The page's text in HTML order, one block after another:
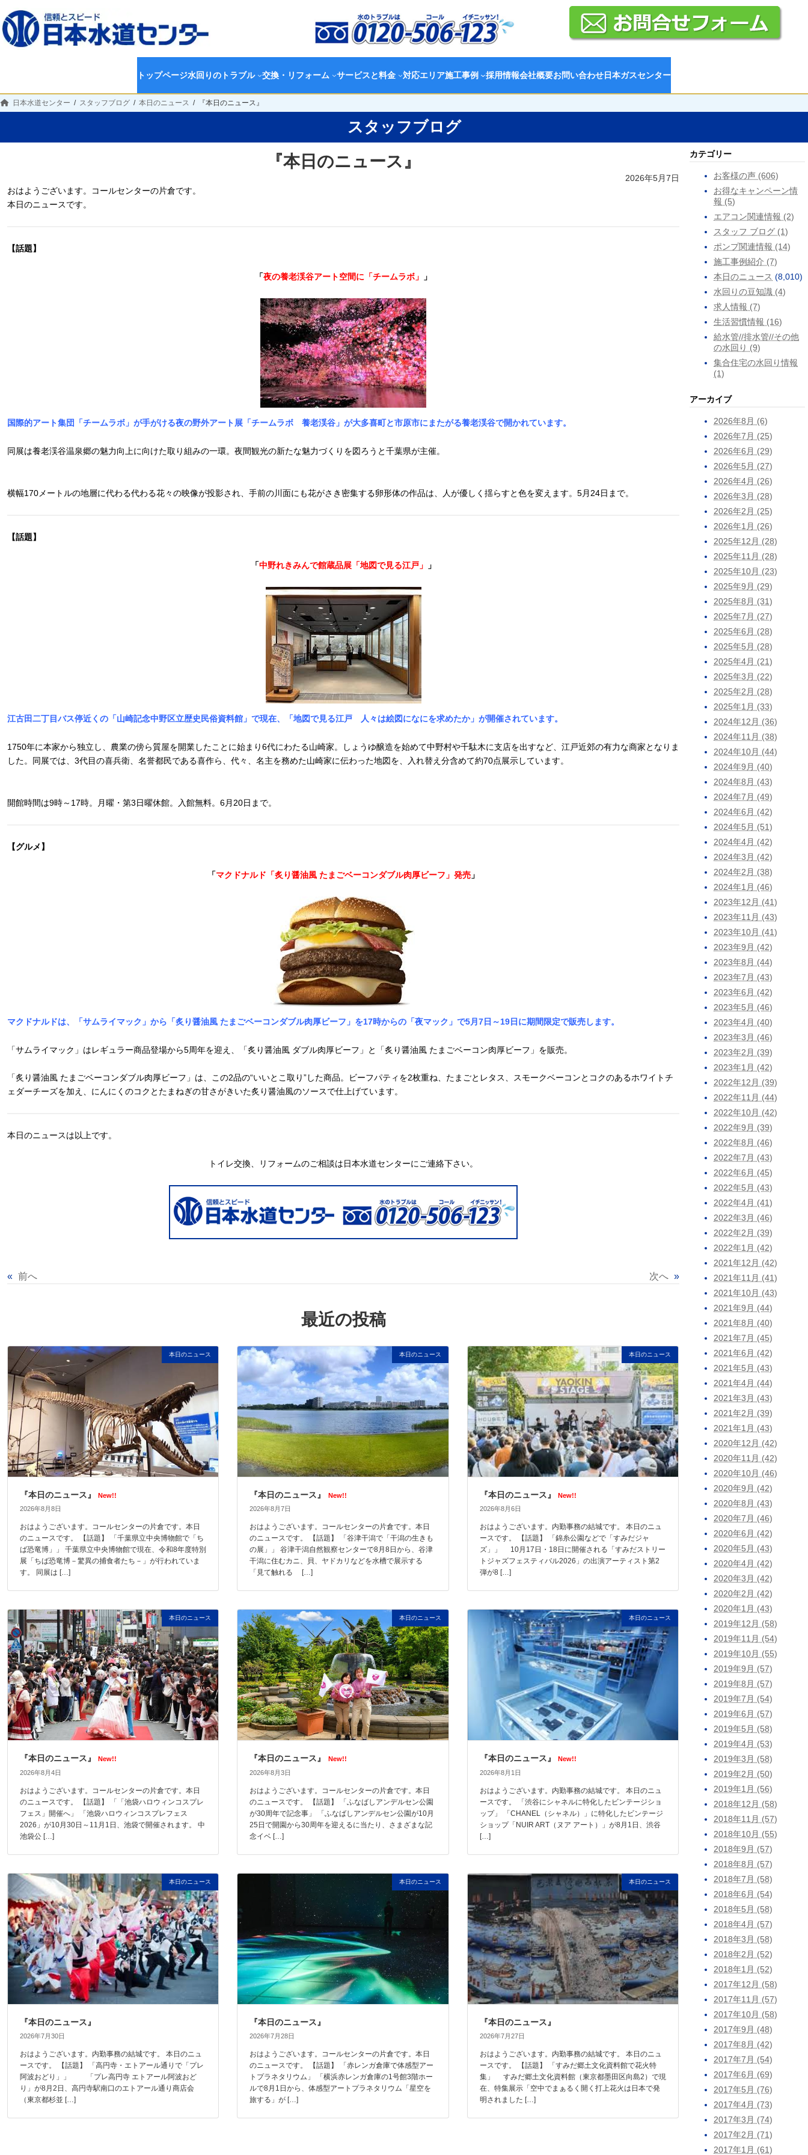
トップページ水回りのトラブル 交換・リフォーム サービスと料金 対応エリア施工事例 採用情報会社概要お問い合わせ日本ガスセンター
日本水道センター スタッフブログ 本日のニュース 『本日のニュース』
スタッフブログ
『本日のニュース』
2026年5月7日
おはようございます。コールセンターの片倉です。
本日のニュースです。
【話題】
「夜の養老渓谷アート空間に「チームラボ」 」
国際的アート集団「チームラボ」が手がける夜の野外アート展「チームラボ 養老渓谷」が大多喜町と市原市にまたがる養老渓谷で開かれています。
同展は養老渓谷温泉郷の魅力向上に向けた取り組みの一環。夜間観光の新たな魅力づくりを図ろうと千葉県が主催。
横幅170メートルの地層に代わる代わる花々の映像が投影され、手前の川面にも花がさき密集する卵形体の作品は、人が優しく揺らすと色を変えます。5月24日まで。
【話題】
「中野れきみんで館蔵品展「地図で見る江戸」 」
江古田二丁目バス停近くの「山崎記念中野区立歴史民俗資料館」で現在、「地図で見る江戸 人々は絵図になにを求めたか」が開催されています。
1750年に本家から独立し、農業の傍ら質屋を開業したことに始まり6代にわたる山崎家。しょうゆ醸造を始めて中野村や千駄木に支店を出すなど、江戸近郊の有力な商家となりま
した。同展では、3代目の喜兵衛、名誉都民である喜作ら、代々、名主を務めた山崎家に伝わった地図を、入れ替え分含めて約70点展示しています。
開館時間は9時～17時。月曜・第3日曜休館。入館無料。6月20日まで。
【グルメ】
「マクドナルド「炙り醤油風 たまごベーコンダブル肉厚ビーフ」発売 」
マクドナルドは、「サムライマック」から「炙り醤油風 たまごベーコンダブル肉厚ビーフ」を17時からの「夜マック」で5月7日～19日に期間限定で販売します。
「サムライマック」はレギュラー商品登場から5周年を迎え、「炙り醤油風 ダブル肉厚ビーフ」と「炙り醤油風 たまごベーコン肉厚ビーフ」を販売。
「炙り醤油風 たまごベーコンダブル肉厚ビーフ」は、この2品の“いいとこ取り”した商品。ビーフパティを2枚重ね、たまごとレタス、スモークベーコンとコクのあるホワイトチ
ェダーチーズを加え、にんにくのコクとたまねぎの甘さがきいた炙り醤油風のソースで仕上げています。
本日のニュースは以上です。
トイレ交換、リフォームのご相談は日本水道センターにご連絡下さい。
« 前へ 次へ »
最近の投稿
本日のニュース
『本日のニュース』
New!!
2026年8月8日
おはようございます。コールセンターの片倉です。本日
のニュースです。 【話題】 「千葉県立中央博物館で「ち
ば恐竜博」」 千葉県立中央博物館で現在、令和8年度特別
展「ちば恐竜博－驚異の捕食者たち－」が行われていま
す。 同展は […]
本日のニュース
『本日のニュース』
New!!
2026年8月7日
おはようございます。コールセンターの片倉です。本日
のニュースです。 【話題】 「谷津干潟で「干潟の生きも
の展」」 谷津干潟自然観察センターで8月8日から、谷津
干潟に住むカニ、貝、ヤドカリなどを水槽で展示する
「見て触れる […]
本日のニュース
『本日のニュース』
New!!
2026年8月6日
おはようございます。内勤事務の結城です。 本日のニュ
ースです。 【話題】 「錦糸公園などで「すみだジャ
ズ」」 10月17日・18日に開催される「すみだストリー
トジャズフェスティバル2026」の出演アーティスト第2
弾が8 […]
本日のニュース
『本日のニュース』
New!!
2026年8月4日
おはようございます。コールセンターの片倉です。本日
のニュースです。 【話題】 「「池袋ハロウィンコスプレ
フェス」開催へ」 「池袋ハロウィンコスプレフェス
2026」が10月30日～11月1日、池袋で開催されます。 中
池袋公 […]
本日のニュース
『本日のニュース』
New!!
2026年8月3日
おはようございます。コールセンターの片倉です。本日
のニュースです。 【話題】 「ふなばしアンデルセン公園
が30周年で記念事」 「ふなばしアンデルセン公園が10月
25日で開園から30周年を迎えるに当たり、さまざまな記
念イベ […]
本日のニュース
『本日のニュース』
New!!
2026年8月1日
おはようございます。内勤事務の結城です。 本日のニュ
ースです。 「渋谷にシャネルに特化したビンテージショ
ップ」 「CHANEL（シャネル）」に特化したビンテージ
ショップ「NUIR ART（ヌア アート）」が8月1日、渋谷
[…]
本日のニュース
『本日のニュース』
2026年7月30日
おはようございます。内勤事務の結城です。 本日のニュ
ースです。 【話題】 「高円寺・エトアール通りで「プレ
阿波おどり」」 「プレ高円寺 エトアール阿波おど
り」が8月2日、高円寺駅南口のエトアール通り商店会
（東京都杉並 […]
本日のニュース
『本日のニュース』
2026年7月28日
おはようございます。コールセンターの片倉です。本日
のニュースです。 【話題】 「赤レンガ倉庫で体感型アー
トプラネタリウム」 「横浜赤レンガ倉庫の1号館3階ホー
ルで8月1日から、体感型アートプラネタリウム「星空を
旅する」が […]
本日のニュース
『本日のニュース』
2026年7月27日
おはようございます。内勤事務の結城です。 本日のニュ
ースです。 【話題】 「すみだ郷土文化資料館で花火特
集」 すみだ郷土文化資料館（東京都墨田区向島2）で現
在、特集展示「空中でまぁるく開く打上花火は日本で発
明されました […]
カテゴリー
お客様の声 (606)
お得なキャンペーン情
報 (5)
エアコン関連情報 (2)
スタッフ ブログ (1)
ポンプ関連情報 (14)
施工事例紹介 (7)
本日のニュース (8,010)
水回りの豆知識 (4)
求人情報 (7)
生活習慣情報 (16)
給水管//排水管//その他
の水回り (9)
集合住宅の水回り情報
(1)
アーカイブ
2026年8月 (6)
2026年7月 (25)
2026年6月 (29)
2026年5月 (27)
2026年4月 (26)
2026年3月 (28)
2026年2月 (25)
2026年1月 (26)
2025年12月 (28)
2025年11月 (28)
2025年10月 (23)
2025年9月 (29)
2025年8月 (31)
2025年7月 (27)
2025年6月 (28)
2025年5月 (28)
2025年4月 (21)
2025年3月 (22)
2025年2月 (28)
2025年1月 (33)
2024年12月 (36)
2024年11月 (38)
2024年10月 (44)
2024年9月 (40)
2024年8月 (43)
2024年7月 (49)
2024年6月 (42)
2024年5月 (51)
2024年4月 (42)
2024年3月 (42)
2024年2月 (38)
2024年1月 (46)
2023年12月 (41)
2023年11月 (43)
2023年10月 (41)
2023年9月 (42)
2023年8月 (44)
2023年7月 (43)
2023年6月 (42)
2023年5月 (46)
2023年4月 (40)
2023年3月 (46)
2023年2月 (39)
2023年1月 (42)
2022年12月 (39)
2022年11月 (44)
2022年10月 (42)
2022年9月 (39)
2022年8月 (46)
2022年7月 (43)
2022年6月 (45)
2022年5月 (43)
2022年4月 (41)
2022年3月 (46)
2022年2月 (39)
2022年1月 (42)
2021年12月 (42)
2021年11月 (41)
2021年10月 (43)
2021年9月 (44)
2021年8月 (40)
2021年7月 (45)
2021年6月 (42)
2021年5月 (43)
2021年4月 (44)
2021年3月 (43)
2021年2月 (39)
2021年1月 (43)
2020年12月 (42)
2020年11月 (42)
2020年10月 (46)
2020年9月 (42)
2020年8月 (43)
2020年7月 (46)
2020年6月 (42)
2020年5月 (43)
2020年4月 (42)
2020年3月 (42)
2020年2月 (42)
2020年1月 (43)
2019年12月 (58)
2019年11月 (54)
2019年10月 (55)
2019年9月 (57)
2019年8月 (57)
2019年7月 (54)
2019年6月 (57)
2019年5月 (58)
2019年4月 (53)
2019年3月 (58)
2019年2月 (50)
2019年1月 (56)
2018年12月 (58)
2018年11月 (57)
2018年10月 (55)
2018年9月 (57)
2018年8月 (57)
2018年7月 (58)
2018年6月 (54)
2018年5月 (58)
2018年4月 (57)
2018年3月 (58)
2018年2月 (52)
2018年1月 (52)
2017年12月 (58)
2017年11月 (57)
2017年10月 (58)
2017年9月 (48)
2017年8月 (42)
2017年7月 (54)
2017年6月 (69)
2017年5月 (76)
2017年4月 (73)
2017年3月 (74)
2017年2月 (71)
2017年1月 (61)